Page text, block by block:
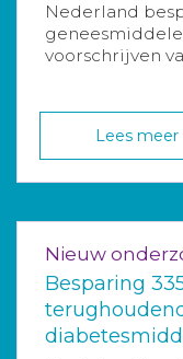
Nederland
voorschrijven
Lees meer
Nieuw
Besparing